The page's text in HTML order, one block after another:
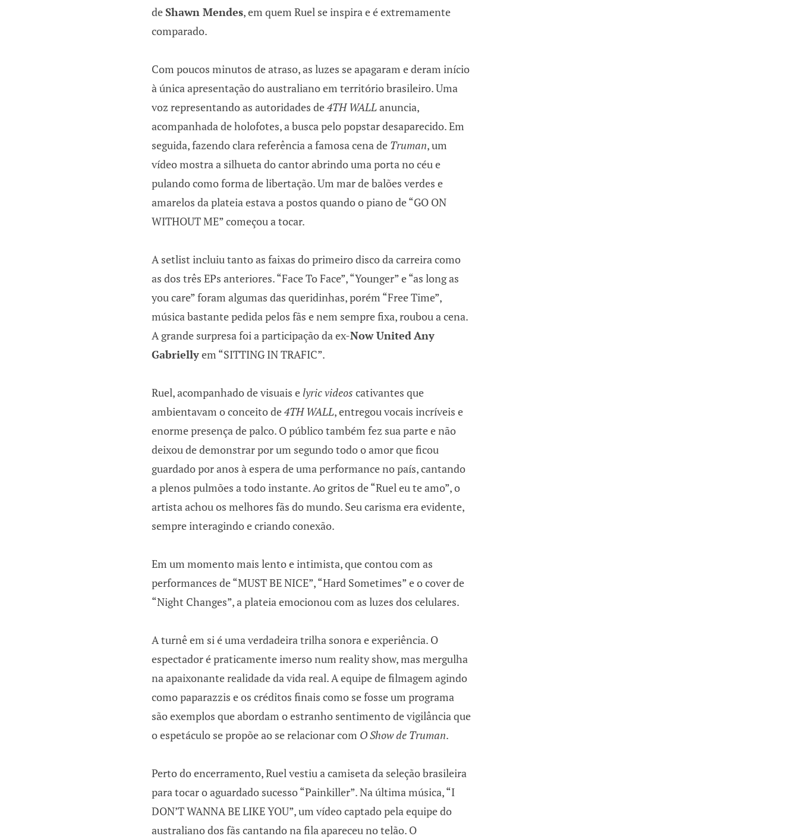
deShawn Mendes, em quem Ruel se inspira e é extremamente
comparado.
Com poucos minutos de atraso, as luzes se apagaram e deram início
à única apresentação do australiano em território brasileiro. Uma
voz representando as autoridades de4TH WALLanuncia,
acompanhada de holofotes, a busca pelo popstar desaparecido. Em
seguida, fazendo clara referência a famosa cena de Truman, um
vídeo mostra a silhueta do cantor abrindo uma porta no céu e
pulando como forma de libertação. Um mar de balões verdes e
amarelos da plateia estava a postos quando o piano de “GO ON
WITHOUT ME” começou a tocar.
A setlist incluiu tanto as faixas do primeiro disco da carreira como
as dos três EPs anteriores. “Face To Face”, “Younger” e “as long as
you care” foram algumas das queridinhas, porém “Free Time”,
música bastante pedida pelos fãs e nem sempre fixa, roubou a cena.
A grande surpresa foi a participação da ex-Now UnitedAny
Gabriellyem “SITTING IN TRAFIC”.
Ruel, acompanhado de visuais e lyric videos cativantes que
ambientavam o conceito de4TH WALL, entregou vocais incríveis e
enorme presença de palco. O público também fez sua parte e não
deixou de demonstrar por um segundo todo o amor que ficou
guardado por anos à espera de uma performance no país, cantando
a plenos pulmões a todo instante. Ao gritos de “Ruel eu te amo”, o
artista achou os melhores fãs do mundo. Seu carisma era evidente,
sempre interagindo e criando conexão.
Em um momento mais lento e intimista, que contou com as
performances de “MUST BE NICE”, “Hard Sometimes” e o cover de
“Night Changes”, a plateia emocionou com as luzes dos celulares.
A turnê em si é uma verdadeira trilha sonora e experiência. O
espectador é praticamente imerso num reality show, mas mergulha
na apaixonante realidade da vida real. A equipe de filmagem agindo
como paparazzis e os créditos finais como se fosse um programa
são exemplos que abordam o estranho sentimento de vigilância que
o espetáculo se propõe ao se relacionar com O Show de Truman.
Perto do encerramento, Ruel vestiu a camiseta da seleção brasileira
para tocar o aguardado sucesso “Painkiller”. Na última música, “I
DON’T WANNA BE LIKE YOU”, um vídeo captado pela equipe do
australiano dos fãs cantando na fila apareceu no telão. O